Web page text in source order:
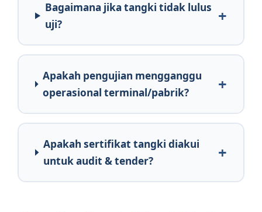
Bagaimana jika tangki tidak lulus
uji?
Apakah pengujian mengganggu
operasional terminal/pabrik?
Apakah sertifikat tangki diakui
untuk audit & tender?